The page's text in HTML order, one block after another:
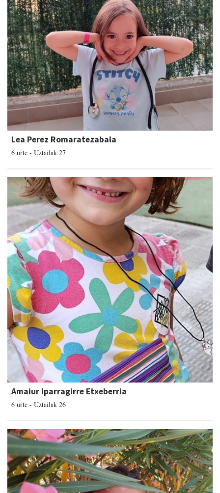
Lea Perez Romaratezabala
6 urte - Uztailak 27
Amaiur Iparragirre Etxeberria
6 urte - Uztailak 26